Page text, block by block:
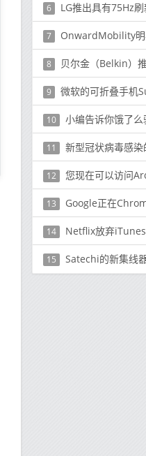
6 LG推出具有75Hz刷新率的27英寸
7 OnwardMobility明年宣
8 贝尔金（Belkin）推出
9 微软的可折叠手机
10 小编告诉你饿了
11 新型冠状病毒感染的传播可能会
12 您现在可以访问
13 Google正在Chrome的新标
14 Netflix放弃iTunes进行
15 Satechi的新集线器将HDMI，USB-A